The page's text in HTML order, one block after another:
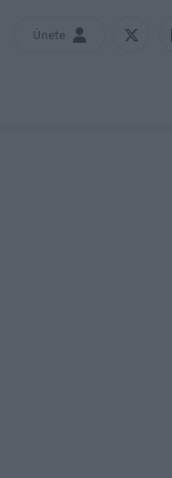
Únete